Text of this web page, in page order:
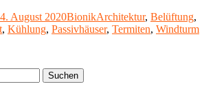
August 2020Kategorien
BionikSchlagwörter
Architektur, Belüftung,
, Kühlung, Passivhäuser, Termiten, Windturm